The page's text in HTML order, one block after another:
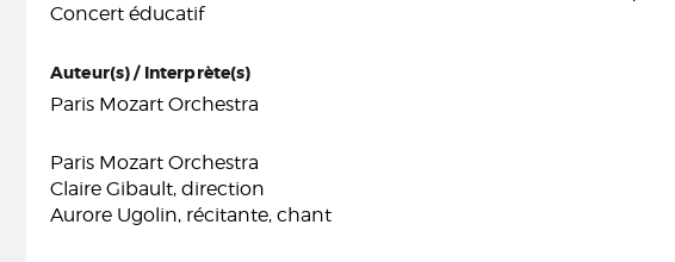
Concert éducatif
Auteur(s) / Interprète(s)
Paris Mozart Orchestra
Paris Mozart Orchestra
Claire Gibault, direction
Aurore Ugolin, récitante, chant